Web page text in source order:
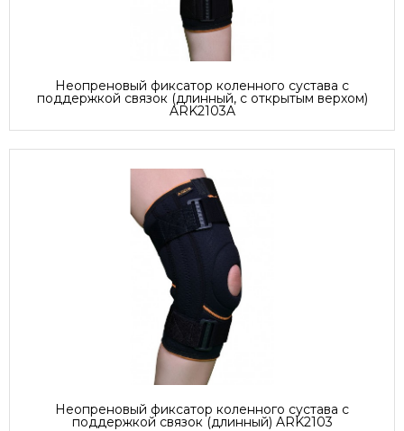
Неопреновый фиксатор коленного сустава с
поддержкой связок (длинный, с открытым верхом)
ARK2103A
Неопреновый фиксатор коленного сустава с
поддержкой связок (длинный) ARK2103